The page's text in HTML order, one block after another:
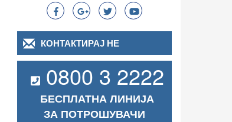
КОНТАКТИРАЈ НЕ
0800 3 2222
БЕСПЛАТНА ЛИНИЈА
ЗА ПОТРОШУВАЧИ